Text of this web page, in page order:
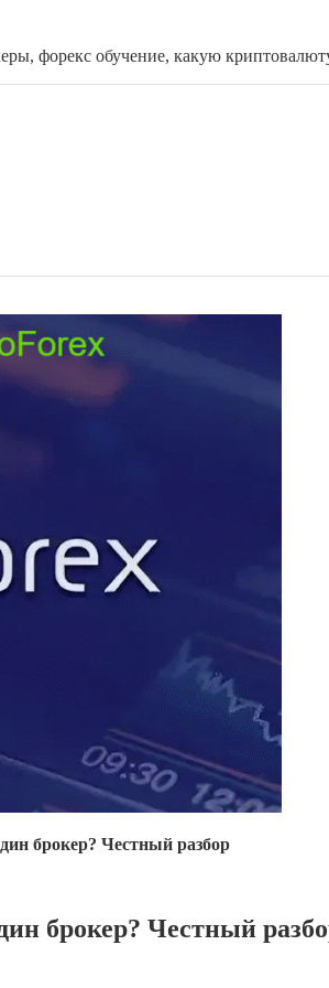
форекс обучение, какую
брокер? Честный разбор
брокер? Честный